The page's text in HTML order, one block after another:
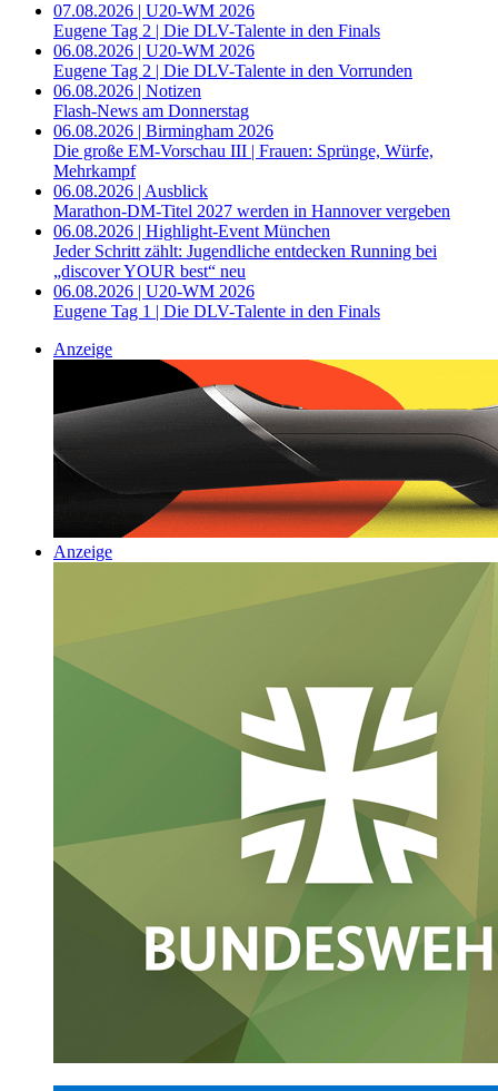
07.08.2026 | U20-WM 2026
Eugene Tag 2 | Die DLV-Talente in den Finals
06.08.2026 | U20-WM 2026
Eugene Tag 2 | Die DLV-Talente in den Vorrunden
06.08.2026 | Notizen
Flash-News am Donnerstag
06.08.2026 | Birmingham 2026
Die große EM-Vorschau III | Frauen: Sprünge, Würfe,
Mehrkampf
06.08.2026 | Ausblick
Marathon-DM-Titel 2027 werden in Hannover vergeben
06.08.2026 | Highlight-Event München
Jeder Schritt zählt: Jugendliche entdecken Running bei
„discover YOUR best“ neu
06.08.2026 | U20-WM 2026
Eugene Tag 1 | Die DLV-Talente in den Finals
Anzeige
Anzeige